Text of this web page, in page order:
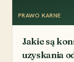
PRAWO KARNE
Jakie są
uzyskania